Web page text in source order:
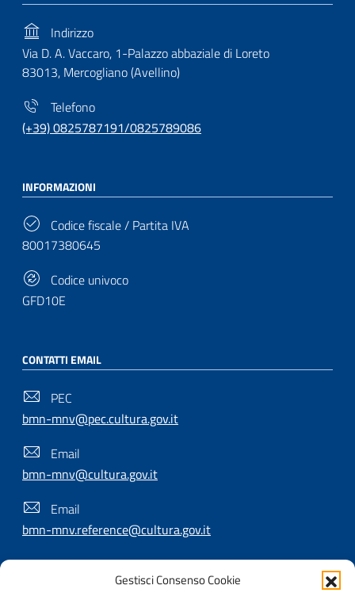
Gestisci Consenso Cookie
Indirizzo
Via D. A. Vaccaro, 1-Palazzo abbaziale di Loreto
83013, Mercogliano (Avellino)
Telefono
(+39) 0825787191/0825789086
INFORMAZIONI
Codice fiscale / Partita IVA
80017380645
Codice univoco
GFD10E
CONTATTI EMAIL
PEC
bmn-mnv@pec.cultura.gov.it
Email
bmn-mnv@cultura.gov.it
Email
bmn-mnv.reference@cultura.gov.it